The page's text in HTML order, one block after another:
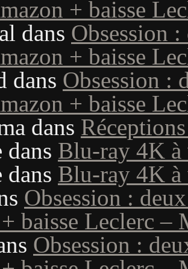
+ baisse
dans Obsession :
+ baisse
dans Obsession :
+ baisse
dans
dans Blu-ray 4K à
dans Blu-ray 4K à
Obsession :
baisse Leclerc
Obsession :